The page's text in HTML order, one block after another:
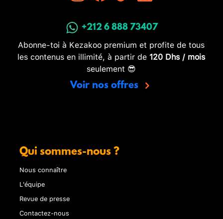
+212 6 888 73407
Abonne-toi à Kezakoo premium et profite de tous
les contenus en illimité, à partir de 120 Dhs / mois
seulement 😎
Voir nos offres
Qui sommes-nous ?
Nous connaître
L'équipe
Revue de presse
Contactez-nous